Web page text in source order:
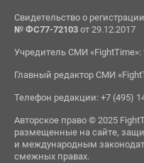
Свидетельство о
№ ФС77-72103от 29.12.2017
Учредитель СМИ
Главный редактор СМИ
Телефон редакции: +7 (495)
Авторское право © 2025
размещенные на сайте,
и международным
смежных правах.